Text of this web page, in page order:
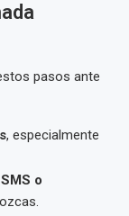
pasos ante
, especialmente
o